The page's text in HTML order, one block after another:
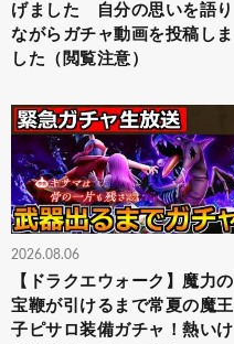
げました 自分の思いを語り
ながらガチャ動画を投稿しま
した（閲覧注意）
2026.08.06
【ドラクエウォーク】魔力の
宝鞭が引けるまで常夏の魔王
子ピサロ装備ガチャ！熱いけ